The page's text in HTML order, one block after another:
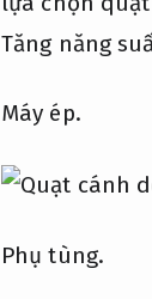
Tăng năng
Máy ép.
Phụ tùng.